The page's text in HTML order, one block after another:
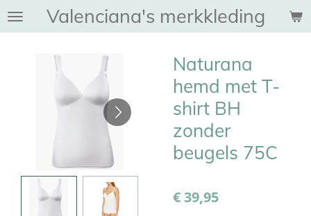
Ga
direct
hoofdinhoud
Valenciana's merkkleding
Naturana
hemd met T-
shirt BH
zonder
beugels 75C
€ 39,95